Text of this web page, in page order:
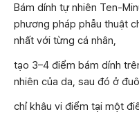
Bám dính tự nhiên Ten-
phương pháp phẫu thuật
nhất với từng cá nhân,
tạo 3–4 điểm bám dính
nhiên của da, sau đó ở
chỉ khâu vi điểm tại một